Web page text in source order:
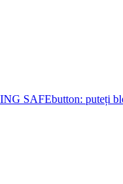
ING SAFEbutton: puteți